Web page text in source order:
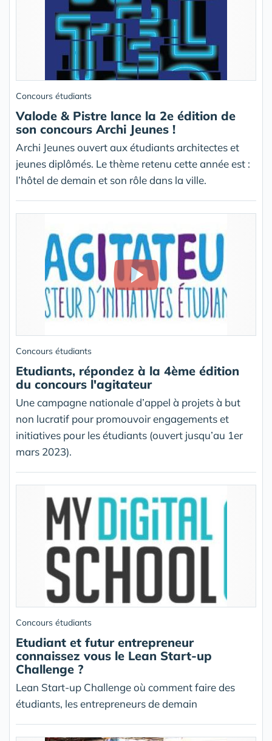
Concours étudiants
Valode & Pistre lance la 2e édition de
son concours Archi Jeunes !
Archi Jeunes ouvert aux étudiants architectes et
jeunes diplômés. Le thème retenu cette année est :
l’hôtel de demain et son rôle dans la ville.
Concours étudiants
Etudiants, répondez à la 4ème édition
du concours l'agitateur
Une campagne nationale d’appel à projets à but
non lucratif pour promouvoir engagements et
initiatives pour les étudiants (ouvert jusqu’au 1er
mars 2023).
Concours étudiants
Etudiant et futur entrepreneur
connaissez vous le Lean Start-up
Challenge ?
Lean Start-up Challenge où comment faire des
étudiants, les entrepreneurs de demain